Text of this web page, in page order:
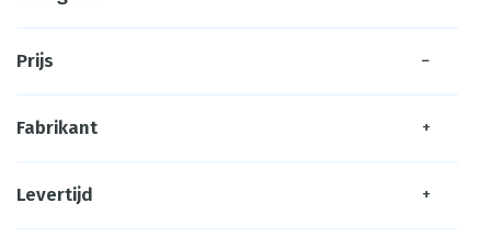
Prijs −
Fabrikant +
Levertijd +